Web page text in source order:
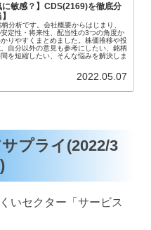
に敏感？】CDS(2169)を徹底分
分析です。会社概要からはじまり、
定性・将来性、配当性の3つの角度か
りやすくまとめました。株価推移や投
自分以外の意見も参考にしたい、銘柄
を短縮したい、そんな悩みを解決しま
2022.05.07
サプライ(2022/3
いセクター「サービス